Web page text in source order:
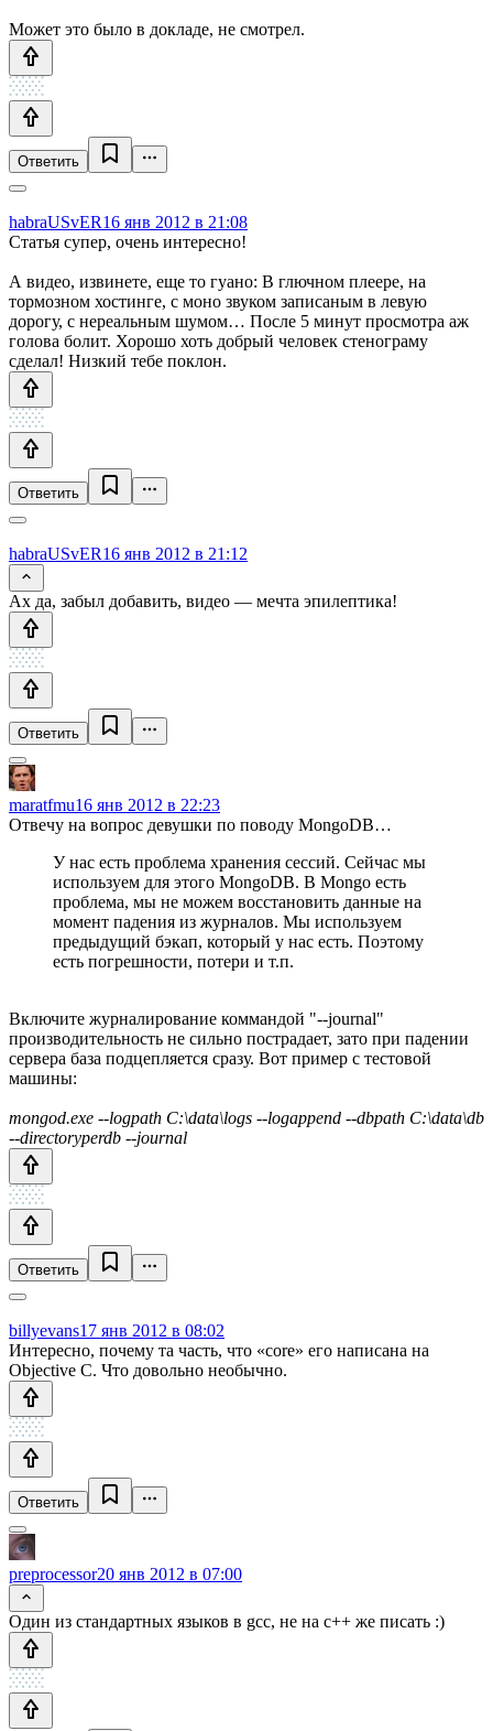
Может это было в докладе, не смотрел.
Ответить
habraUSvER16 янв 2012 в 21:08
Статья супер, очень интересно!
А видео, извинете, еще то гуано: В глючном плеере, на
тормозном хостинге, с моно звуком записаным в левую
дорогу, с нереальным шумом… После 5 минут просмотра аж
голова болит. Хорошо хоть добрый человек стенограму
сделал! Низкий тебе поклон.
Ответить
habraUSvER16 янв 2012 в 21:12
Ах да, забыл добавить, видео — мечта эпилептика!
Ответить
maratfmu16 янв 2012 в 22:23
Отвечу на вопрос девушки по поводу MongoDB…
У нас есть проблема хранения сессий. Сейчас мы
используем для этого MongoDB. В Mongo есть
проблема, мы не можем восстановить данные на
момент падения из журналов. Мы используем
предыдущий бэкап, который у нас есть. Поэтому
есть погрешности, потери и т.п.
Включите журналирование коммандой "--journal"
производительность не сильно пострадает, зато при падении
сервера база подцепляется сразу. Вот пример с тестовой
машины:
mongod.exe --logpath C:\data\logs --logappend --dbpath C:\data\db
--directoryperdb --journal
Ответить
billyevans17 янв 2012 в 08:02
Интересно, почему та часть, что «core» его написана на
Objective C. Что довольно необычно.
Ответить
preprocessor20 янв 2012 в 07:00
Один из стандартных языков в gcc, не на c++ же писать :)